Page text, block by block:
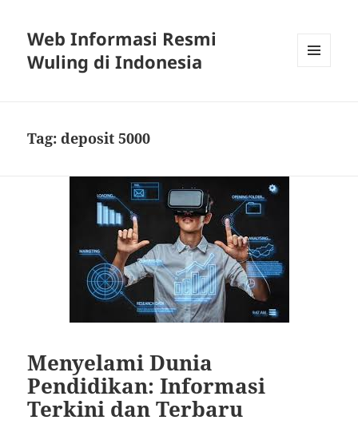
Web Informasi Resmi
Wuling di Indonesia
Tag:deposit 5000
Menyelami Dunia
Pendidikan: Informasi
Terkini dan Terbaru